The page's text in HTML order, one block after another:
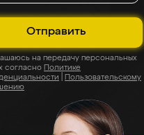
Отправить
на передачу персональных
согласно Политике
Пользовательскому